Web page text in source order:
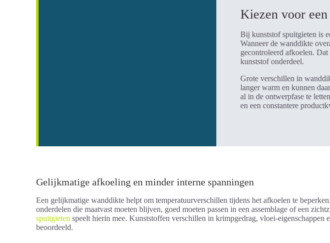
Kiezen voor
Bij kunststof spuitgieten is
Wanneer de wanddikte
gecontroleerd afkoelen.
kunststof onderdeel.
Grote verschillen in
langer warm en kunnen
al in de ontwerpfase te
en een constantere
Gelijkmatige afkoeling en minder interne spanningen
Een gelijkmatige wanddikte helpt om temperatuurverschillen tijdens het afkoelen te
onderdelen die maatvast moeten blijven, goed moeten passen in een assemblage of een
spuitgieten speelt hierin mee. Kunststoffen verschillen in krimpgedrag, vloei-
beoordeeld.